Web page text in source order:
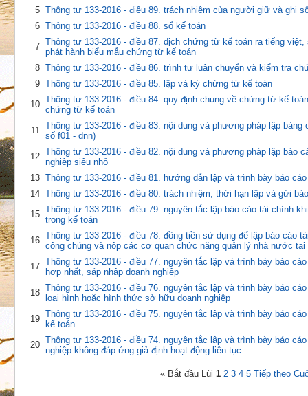
5 Thông tư 133-2016 - điều 89. trách nhiệm của người giữ và ghi
6 Thông tư 133-2016 - điều 88. sổ kế toán
7 Thông tư 133-2016 - điều 87. dịch chứng từ kế toán ra tiếng
phát hành biểu mẫu chứng từ kế toán
8 Thông tư 133-2016 - điều 86. trình tự luân chuyển và kiểm tra
9 Thông tư 133-2016 - điều 85. lập và ký chứng từ kế toán
10 Thông tư 133-2016 - điều 84. quy định chung về chứng từ kế
chứng từ kế toán
11 Thông tư 133-2016 - điều 83. nội dung và phương pháp lập bảng
số f01 - dnn)
12 Thông tư 133-2016 - điều 82. nội dung và phương pháp lập báo
nghiệp siêu nhỏ
13 Thông tư 133-2016 - điều 81. hướng dẫn lập và trình bày báo
14 Thông tư 133-2016 - điều 80. trách nhiệm, thời hạn lập và gửi
15 Thông tư 133-2016 - điều 79. nguyên tắc lập báo cáo tài chính
trong kế toán
16 Thông tư 133-2016 - điều 78. đồng tiền sử dụng để lập báo cáo
công chúng và nộp các cơ quan chức năng quản lý nhà nước tại
17 Thông tư 133-2016 - điều 77. nguyên tắc lập và trình bày báo
hợp nhất, sáp nhập doanh nghiệp
18 Thông tư 133-2016 - điều 76. nguyên tắc lập và trình bày báo
loại hình hoặc hình thức sở hữu doanh nghiệp
19 Thông tư 133-2016 - điều 75. nguyên tắc lập và trình bày báo
kế toán
20 Thông tư 133-2016 - điều 74. nguyên tắc lập và trình bày báo
nghiệp không đáp ứng giả định hoạt động liên tục
« Bắt đầu Lùi 1 2 3 4 5 Tiếp theo